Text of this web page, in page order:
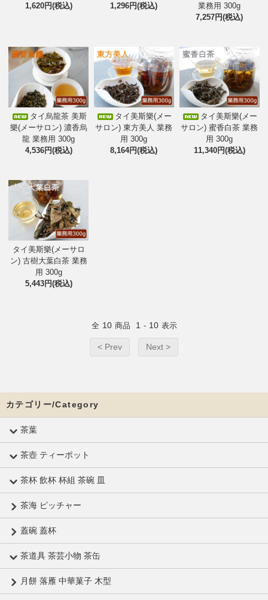
1,620円(税込)
1,296円(税込)
業務用 300g
7,257円(税込)
タイ烏龍茶 美斯
樂(メーサロン) 濃香烏
龍 業務用 300g
4,536円(税込)
タイ美斯樂(メー
サロン) 東方美人 業務
用 300g
8,164円(税込)
タイ美斯樂(メー
サロン) 蜜香白茶 業務
用 300g
11,340円(税込)
タイ美斯樂(メーサロ
ン) 古樹大葉白茶 業務
用 300g
5,443円(税込)
全 10 商品 1 - 10 表示
< Prev Next >
カテゴリー/Category
茶葉
茶壺 ティーポット
茶杯 飲杯 杯組 茶碗 皿
茶海 ピッチャー
蓋碗 蓋杯
茶道具 茶芸小物 茶缶
月餅 落雁 中華菓子 木型